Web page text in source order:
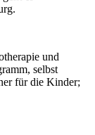
und
selbst
für die Kinder;